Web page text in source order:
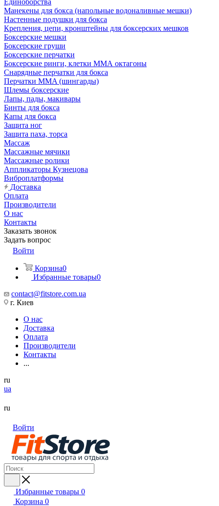
Единоборства
Манекены для бокса (напольные водоналивные мешки)
Настенные подушки для бокса
Крепления, цепи, кронштейны для боксерских мешков
Боксерские мешки
Боксерские груши
Боксерские перчатки
Боксерские ринги, клетки ММА октагоны
Снарядные перчатки для бокса
Перчатки MMA (шингарды)
Шлемы боксерские
Лапы, пады, макивары
Бинты для бокса
Капы для бокса
Защита ног
Защита паха, торса
Массаж
Массажные мячики
Массажные ролики
Аппликаторы Кузнецова
Виброплатформы
Доставка
Оплата
Производители
О нас
Контакты
Заказать звонок
Задать вопрос
Войти
Корзина0
Избранные товары0
contact@fitstore.com.ua
г. Киев
О нас
Доставка
Оплата
Производители
Контакты
...
ru
ua
ru
Войти
Избранные товары 0
Корзина 0